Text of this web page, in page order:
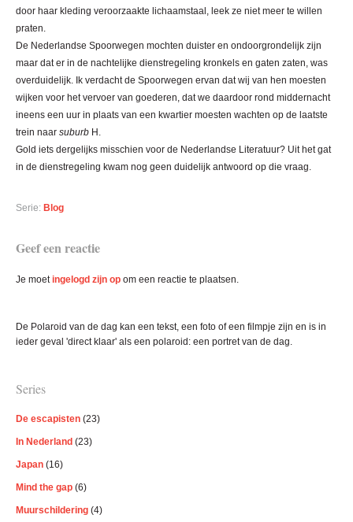
door haar kleding veroorzaakte lichaamstaal, leek ze niet meer te willen
praten.
De Nederlandse Spoorwegen mochten duister en ondoorgrondelijk zijn
maar dat er in de nachtelijke dienstregeling kronkels en gaten zaten, was
overduidelijk. Ik verdacht de Spoorwegen ervan dat wij van hen moesten
wijken voor het vervoer van goederen, dat we daardoor rond middernacht
ineens een uur in plaats van een kwartier moesten wachten op de laatste
trein naar suburb H.
Gold iets dergelijks misschien voor de Nederlandse Literatuur? Uit het gat
in de dienstregeling kwam nog geen duidelijk antwoord op die vraag.
Serie: Blog
Lees
Geef een reactie
Je moetingelogd zijn op om een reactie te plaatsen.
Primaire
Sidebar
De Polaroid van de dag kan een tekst, een foto of een filmpje zijn en is in
ieder geval 'direct klaar' als een polaroid: een portret van de dag.
Series
De escapisten (23)
In Nederland (23)
Japan (16)
Mind the gap (6)
Muurschildering (4)